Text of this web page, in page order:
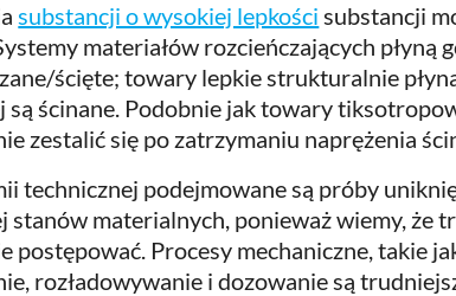
substancji o wysokiej lepkości substancji
materiałów rozcieńczających płyną
ścięte; towary lepkie strukturalnie
są ścinane. Podobnie jak towary
zestalić się po zatrzymaniu naprężenia
technicznej podejmowane są próby
stanów materialnych, ponieważ wiemy, że
postępować. Procesy mechaniczne, takie
rozładowywanie i dozowanie są